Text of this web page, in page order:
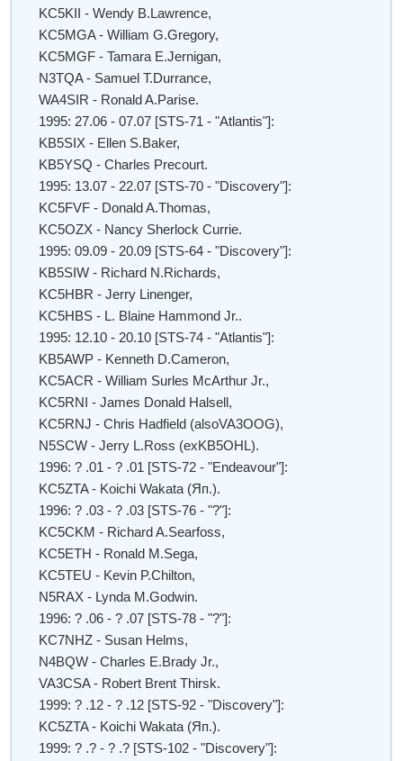
KC5KII - Wendy B.Lawrence,
KC5MGA - William G.Gregory,
KC5MGF - Tamara E.Jernigan,
N3TQA - Samuel T.Durrance,
WA4SIR - Ronald A.Parise.
1995: 27.06 - 07.07 [STS-71 - "Atlantis"]:
KB5SIX - Ellen S.Baker,
KB5YSQ - Charles Precourt.
1995: 13.07 - 22.07 [STS-70 - "Discovery"]:
KC5FVF - Donald A.Thomas,
KC5OZX - Nancy Sherlock Currie.
1995: 09.09 - 20.09 [STS-64 - "Discovery"]:
KB5SIW - Richard N.Richards,
KC5HBR - Jerry Linenger,
KC5HBS - L. Blaine Hammond Jr..
1995: 12.10 - 20.10 [STS-74 - "Atlantis"]:
KB5AWP - Kenneth D.Cameron,
KC5ACR - William Surles McArthur Jr.,
KC5RNI - James Donald Halsell,
KC5RNJ - Chris Hadfield (alsoVA3OOG),
N5SCW - Jerry L.Ross (exKB5OHL).
1996: ? .01 - ? .01 [STS-72 - "Endeavour"]:
KC5ZTA - Koichi Wakata (Яп.).
1996: ? .03 - ? .03 [STS-76 - "?"]:
KC5CKM - Richard A.Searfoss,
KC5ETH - Ronald M.Sega,
KC5TEU - Kevin P.Chilton,
N5RAX - Lynda M.Godwin.
1996: ? .06 - ? .07 [STS-78 - "?"]:
KC7NHZ - Susan Helms,
N4BQW - Charles E.Brady Jr.,
VA3CSA - Robert Brent Thirsk.
1999: ? .12 - ? .12 [STS-92 - "Discovery"]:
KC5ZTA - Koichi Wakata (Яп.).
1999: ? .? - ? .? [STS-102 - "Discovery"]: